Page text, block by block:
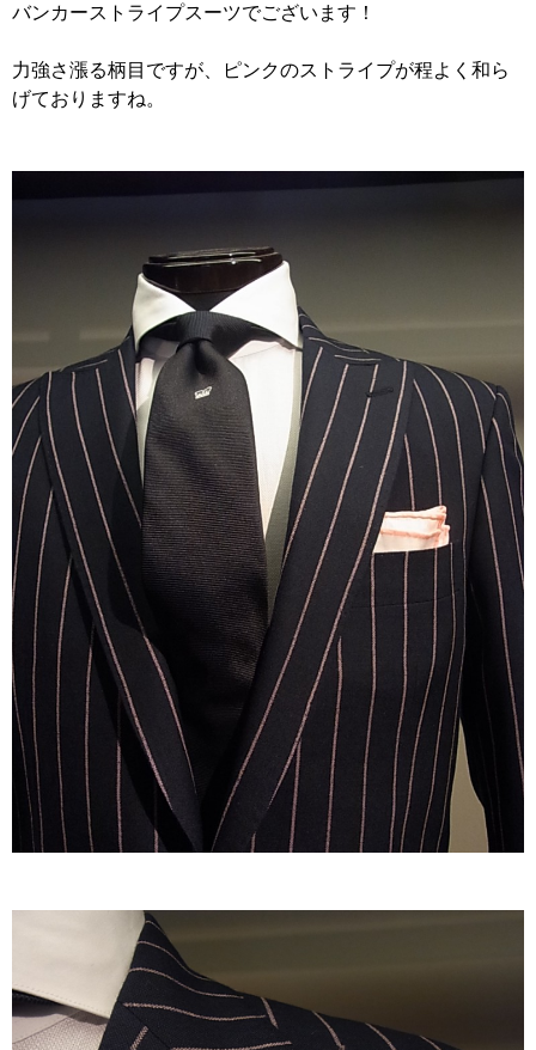
バンカーストライプスーツでございます！
力強さ漲る柄目ですが、ピンクのストライプが程よく和ら
げておりますね。